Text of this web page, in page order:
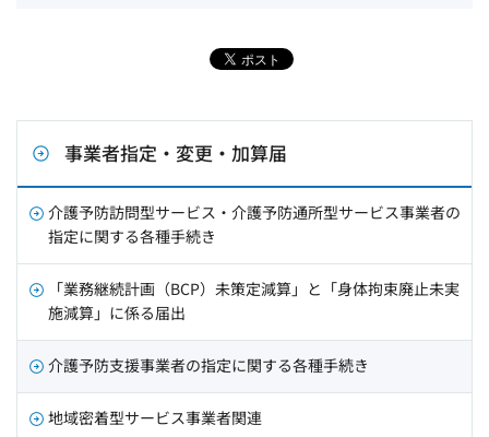
事業者指定・変更・加算届
介護予防訪問型サービス・介護予防通所型サービス事業者の
指定に関する各種手続き
「業務継続計画（BCP）未策定減算」と「身体拘束廃止未実
施減算」に係る届出
介護予防支援事業者の指定に関する各種手続き
地域密着型サービス事業者関連